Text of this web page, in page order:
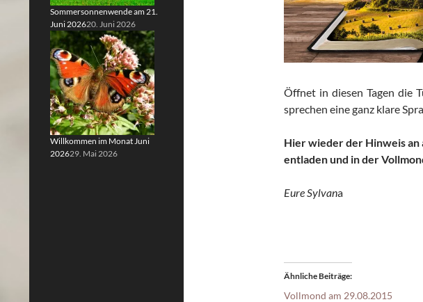
Öffnet in diesen Tagen die
sprechen eine ganz klare
Hier wieder der Hinweis
entladen und in der
Eure Sylvana
Ähnliche Beiträge
Vollmond am 29.08.2015
Sommersonnenwende am 21.
Juni 202620. Juni 2026
Willkommen im Monat Juni
202629. Mai 2026